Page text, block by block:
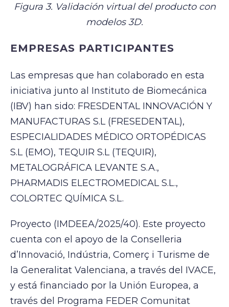
Figura 3. Validación virtual del producto con
modelos 3D.
EMPRESAS PARTICIPANTES
Las empresas que han colaborado en esta
iniciativa junto al Instituto de Biomecánica
(IBV) han sido: FRESDENTAL INNOVACIÓN Y
MANUFACTURAS S.L (FRESEDENTAL),
ESPECIALIDADES MÉDICO ORTOPÉDICAS
S.L (EMO), TEQUIR S.L (TEQUIR),
METALOGRÁFICA LEVANTE S.A.,
PHARMADIS ELECTROMEDICAL S.L.,
COLORTEC QUÍMICA S.L.
Proyecto (IMDEEA/2025/40). Este proyecto
cuenta con el apoyo de la Conselleria
d’Innovació, Indústria, Comerç i Turisme de
la Generalitat Valenciana, a través del IVACE,
y está financiado por la Unión Europea, a
través del Programa FEDER Comunitat